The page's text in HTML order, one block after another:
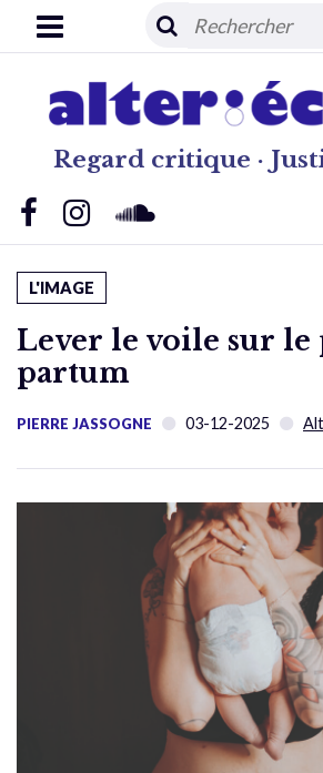
Regard critique ·
L'IMAGE
Lever le voile sur le
partum
PIERRE JASSOGNE 03-12-2025